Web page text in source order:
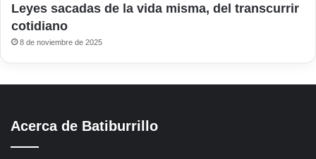
Leyes sacadas de la vida misma, del transcurrir
cotidiano
8 de noviembre de 2025
Acerca de Batiburrillo